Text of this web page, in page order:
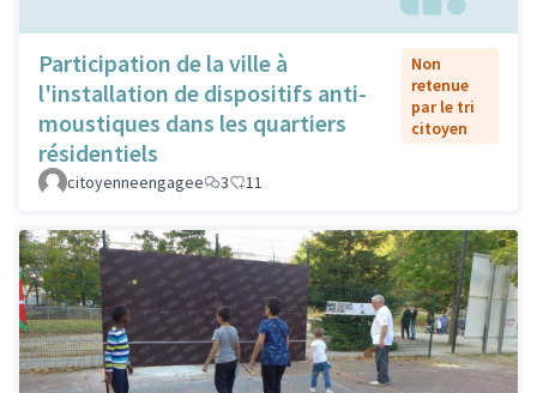
Participation de la ville à
l'installation de dispositifs anti-
moustiques dans les quartiers
résidentiels
Non
retenue
par le tri
citoyen
citoyenneengagee 3 11